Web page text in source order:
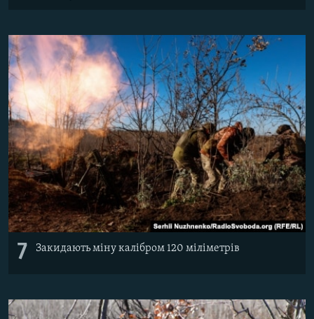
7 Закидають міну калібром 120 міліметрів